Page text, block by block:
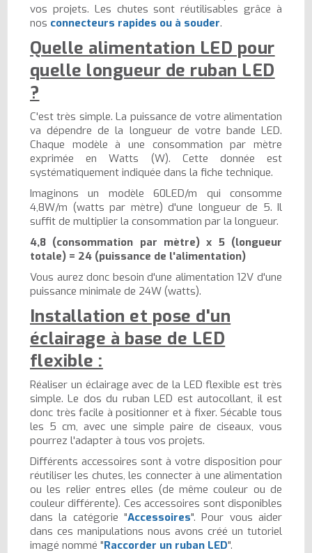
vos projets. Les chutes sont réutilisables grâce à
nos connecteurs rapides ou à souder.
Quelle alimentation LED pour
quelle longueur de ruban LED
?
C'est très simple. La puissance de votre alimentation
va dépendre de la longueur de votre bande LED.
Chaque modèle à une consommation par mètre
exprimée en Watts (W). Cette donnée est
systématiquement indiquée dans la fiche technique.
Imaginons un modèle 60LED/m qui consomme
4,8W/m (watts par mètre) d'une longueur de 5. Il
suffit de multiplier la consommation par la longueur.
4,8 (consommation par mètre) x 5 (longueur
totale) = 24 (puissance de l'alimentation)
Vous aurez donc besoin d'une alimentation 12V d'une
puissance minimale de 24W (watts).
Installation et pose d'un
éclairage à base de LED
flexible :
Réaliser un éclairage avec de la LED flexible est très
simple. Le dos du ruban LED est autocollant, il est
donc très facile à positionner et à fixer. Sécable tous
les 5 cm, avec une simple paire de ciseaux, vous
pourrez l'adapter à tous vos projets.
Différents accessoires sont à votre disposition pour
réutiliser les chutes, les connecter à une alimentation
ou les relier entres elles (de même couleur ou de
couleur différente). Ces accessoires sont disponibles
dans la catégorie "Accessoires". Pour vous aider
dans ces manipulations nous avons créé un tutoriel
imagé nommé "Raccorder un ruban LED".